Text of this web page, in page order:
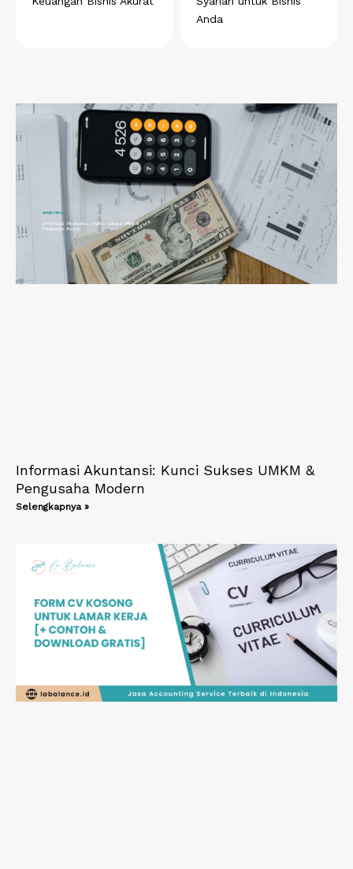
Anda
Informasi Akuntansi: Kunci Sukses UMKM &
Pengusaha Modern
Selengkapnya »